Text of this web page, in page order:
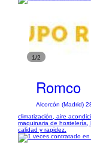
1/2
Romco
Alcorcón (Madrid)
climatización, aire
maquinaria de hostelería,
calidad y rapidez.